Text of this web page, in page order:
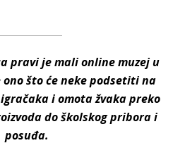
pravi je mali online muzej u
ono što će neke podsetiti na
i omota žvaka preko
do školskog pribora i
posuđa.